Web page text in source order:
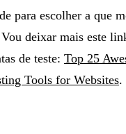
para escolher a que
deixar mais este
de teste: Top 25
Tools for Websites.